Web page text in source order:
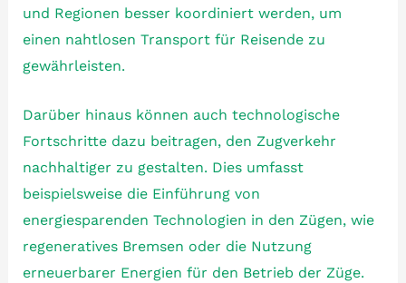
und Regionen besser koordiniert werden, um
einen nahtlosen Transport für Reisende zu
gewährleisten.
Darüber hinaus können auch technologische
Fortschritte dazu beitragen, den Zugverkehr
nachhaltiger zu gestalten. Dies umfasst
beispielsweise die Einführung von
energiesparenden Technologien in den Zügen, wie
regeneratives Bremsen oder die Nutzung
erneuerbarer Energien für den Betrieb der Züge.